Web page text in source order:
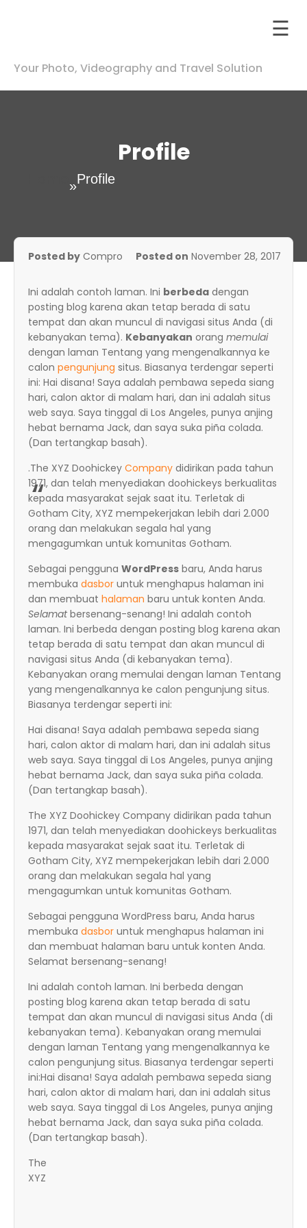
to
content
Your Photo, Videography and Travel Solution
☰
Profile
»Profile
Posted by Compro Posted on November 28, 2017
Ini adalah contoh laman. Ini berbeda dengan
posting blog karena akan tetap berada di satu
tempat dan akan muncul di navigasi situs Anda (di
kebanyakan tema). Kebanyakan orang memulai
dengan laman Tentang yang mengenalkannya ke
calon pengunjung situs. Biasanya terdengar seperti
ini: Hai disana! Saya adalah pembawa sepeda siang
hari, calon aktor di malam hari, dan ini adalah situs
web saya. Saya tinggal di Los Angeles, punya anjing
hebat bernama Jack, dan saya suka piña colada.
(Dan tertangkap basah).
.The XYZ Doohickey Company didirikan pada tahun
1971, dan telah menyediakan doohickeys berkualitas
kepada masyarakat sejak saat itu. Terletak di
Gotham City, XYZ mempekerjakan lebih dari 2.000
orang dan melakukan segala hal yang
mengagumkan untuk komunitas Gotham.
Sebagai pengguna WordPress baru, Anda harus
membuka dasbor untuk menghapus halaman ini
dan membuat halaman baru untuk konten Anda.
Selamatbersenang-senang! Ini adalah contoh
laman. Ini berbeda dengan posting blog karena akan
tetap berada di satu tempat dan akan muncul di
navigasi situs Anda (di kebanyakan tema).
Kebanyakan orang memulai dengan laman Tentang
yang mengenalkannya ke calon pengunjung situs.
Biasanya terdengar seperti ini:
Hai disana! Saya adalah pembawa sepeda siang
hari, calon aktor di malam hari, dan ini adalah situs
web saya. Saya tinggal di Los Angeles, punya anjing
hebat bernama Jack, dan saya suka piña colada.
(Dan tertangkap basah).
The XYZ Doohickey Company didirikan pada tahun
1971, dan telah menyediakan doohickeys berkualitas
kepada masyarakat sejak saat itu. Terletak di
Gotham City, XYZ mempekerjakan lebih dari 2.000
orang dan melakukan segala hal yang
mengagumkan untuk komunitas Gotham.
Sebagai pengguna WordPress baru, Anda harus
membuka dasbor untuk menghapus halaman ini
dan membuat halaman baru untuk konten Anda.
Selamat bersenang-senang!
Ini adalah contoh laman. Ini berbeda dengan
posting blog karena akan tetap berada di satu
tempat dan akan muncul di navigasi situs Anda (di
kebanyakan tema). Kebanyakan orang memulai
dengan laman Tentang yang mengenalkannya ke
calon pengunjung situs. Biasanya terdengar seperti
ini:Hai disana! Saya adalah pembawa sepeda siang
hari, calon aktor di malam hari, dan ini adalah situs
web saya. Saya tinggal di Los Angeles, punya anjing
hebat bernama Jack, dan saya suka piña colada.
(Dan tertangkap basah).
The
XYZ